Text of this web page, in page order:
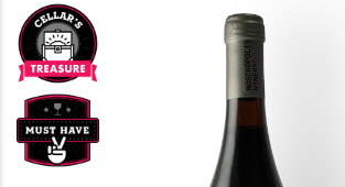
ΕΙΣΟΔΟΣ ΜΕ FACEBOOK
ΕΚΠΛΗΚΤΙΚΑ ΚΡΑΣΙΑ ΑΠΟ ΟΛΟ ΤΟΝ ΚΟΣΜΟ